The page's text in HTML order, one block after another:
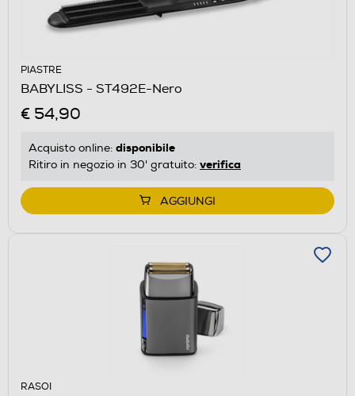
PIASTRE
BABYLISS - ST492E-Nero
€ 54,90
Acquisto online: disponibile
Ritiro in negozio in 30' gratuito: verifica
AGGIUNGI
RASOI